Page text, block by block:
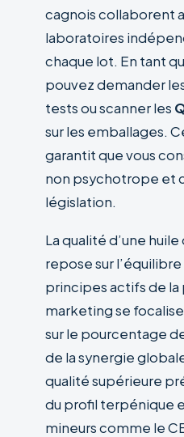
cagnois collaborent
laboratoires
chaque lot. En tant
pouvez demander
tests ou scanner les
sur les emballages.
garantit que vous
non psychotrope et
législation.
La qualité d’une huile
repose sur
principes actifs de la
marketing se
sur le pourcentage
de la synergie
qualité supérieure
du profil terpénique
mineurs comme le